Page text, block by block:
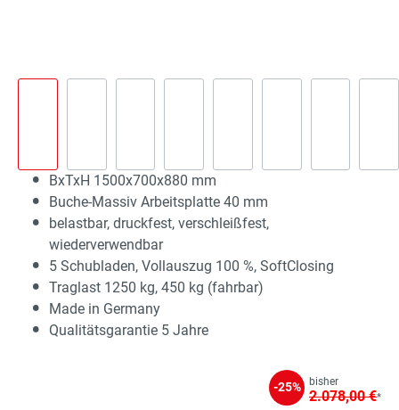
BxTxH 1500x700x880 mm
Buche-Massiv Arbeitsplatte 40 mm
belastbar, druckfest, verschleißfest,
wiederverwendbar
5 Schubladen, Vollauszug 100 %, SoftClosing
Traglast 1250 kg, 450 kg (fahrbar)
Made in Germany
Qualitätsgarantie 5 Jahre
-25% bisher
2.078,00 €*